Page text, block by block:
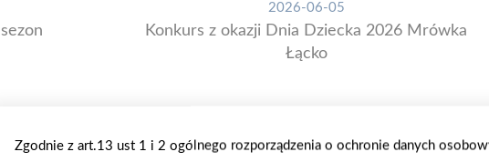
2026-06-05
Konkurs z okazji Dnia Dziecka 2026 Mrówka
Łącko
Zgodnie z art.13 ust 1 i 2 ogólnego rozporządzenia o ochronie danych